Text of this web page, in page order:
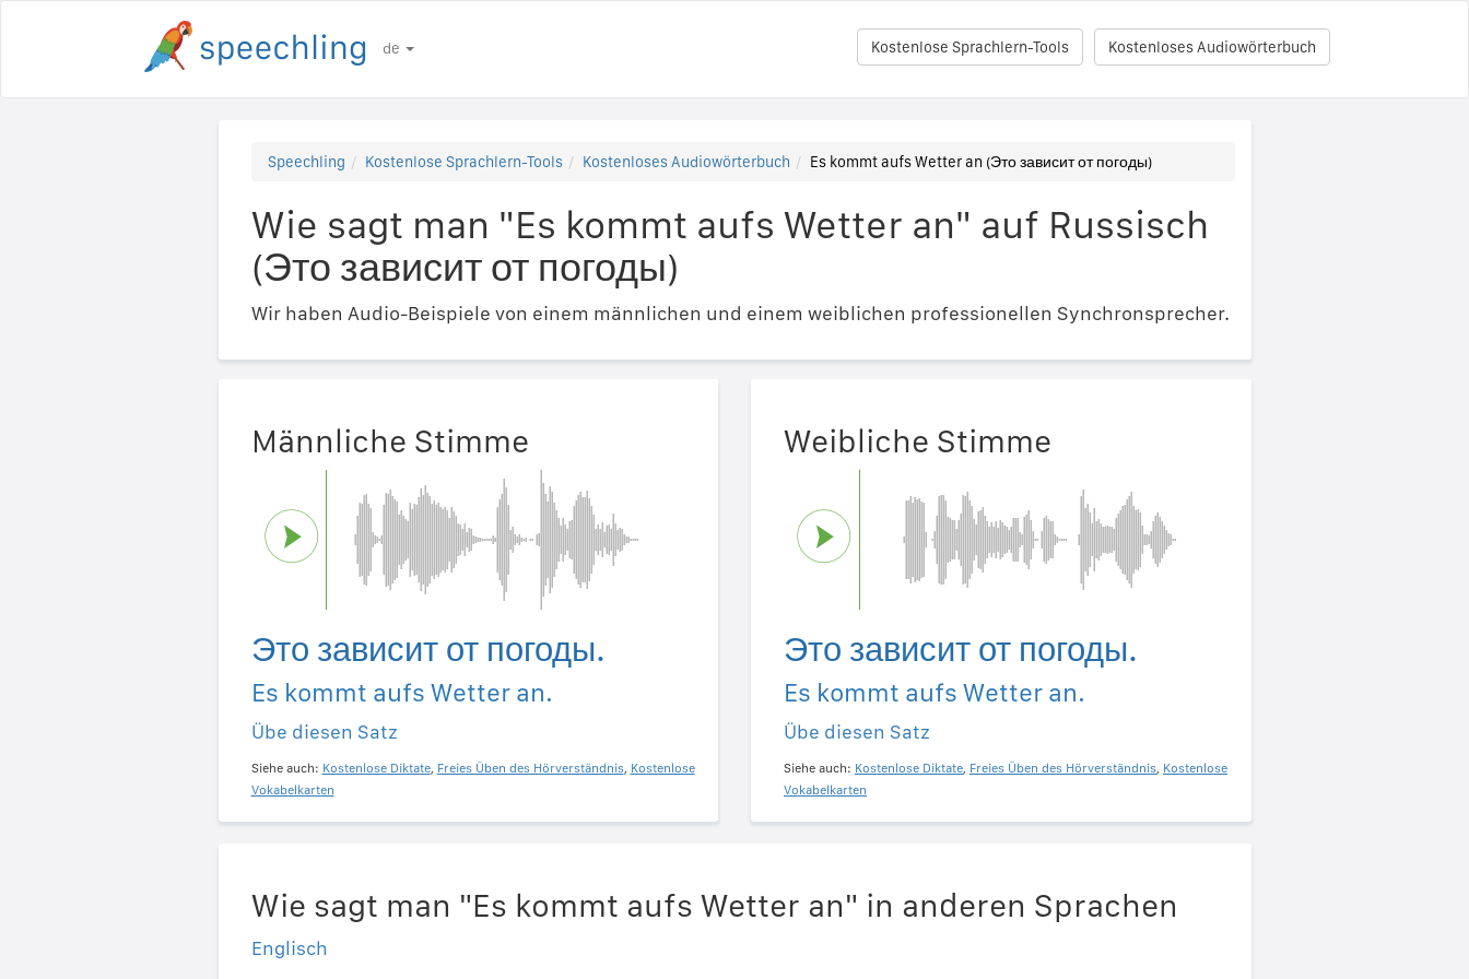
de Kostenloses Audiowörterbuch
Kostenlose Sprachlern-Tools
Speechling Kostenlose Sprachlern-Tools Kostenloses Audiowörterbuch Es kommt aufs Wetter an (Это зависит от погоды)
Wie sagt man "Es kommt aufs Wetter an" auf Russisch
(Это зависит от погоды)
Wir haben Audio-Beispiele von einem männlichen und einem weiblichen professionellen Synchronsprecher.
Männliche Stimme
Это зависит от погоды.
Es kommt aufs Wetter an.
Übe diesen Satz
Siehe auch: Kostenlose Diktate, Freies Üben des Hörverständnis, Kostenlose
Vokabelkarten
Weibliche Stimme
Это зависит от погоды.
Es kommt aufs Wetter an.
Übe diesen Satz
Siehe auch: Kostenlose Diktate, Freies Üben des Hörverständnis, Kostenlose
Vokabelkarten
Wie sagt man "Es kommt aufs Wetter an" in anderen Sprachen
Englisch